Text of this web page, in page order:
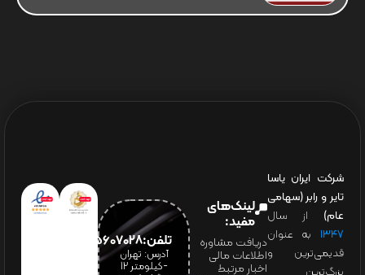
شرکت ایران یاسا
تایر و رابر (سهامی
عام) از سال
۱۳۴۷ به عنوان
قدیمی‌ترین و
لینک‌های
مفید:
دریافت مشاوره
اطلاعات مالی
اخبار مرتبط
تلفن:65607028(021)
آدرس: تهران
-کیلومتر 12